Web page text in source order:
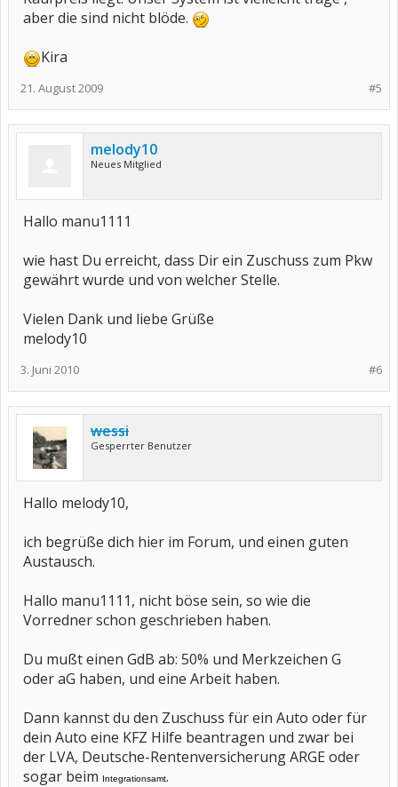
aber die sind nicht blöde.
Kira
#5
21. August 2009
melody10
Neues Mitglied
Hallo manu1111
wie hast Du erreicht, dass Dir ein Zuschuss zum Pkw
gewährt wurde und von welcher Stelle.
Vielen Dank und liebe Grüße
melody10
#6
3. Juni 2010
wessi
Gesperrter Benutzer
Hallo melody10,
ich begrüße dich hier im Forum, und einen guten
Austausch.
Hallo manu1111, nicht böse sein, so wie die
Vorredner schon geschrieben haben.
Du mußt einen GdB ab: 50% und Merkzeichen G
oder aG haben, und eine Arbeit haben.
Dann kannst du den Zuschuss für ein Auto oder für
dein Auto eine KFZ Hilfe beantragen und zwar bei
der LVA, Deutsche-Rentenversicherung ARGE oder
sogar beim Integrationsamt.